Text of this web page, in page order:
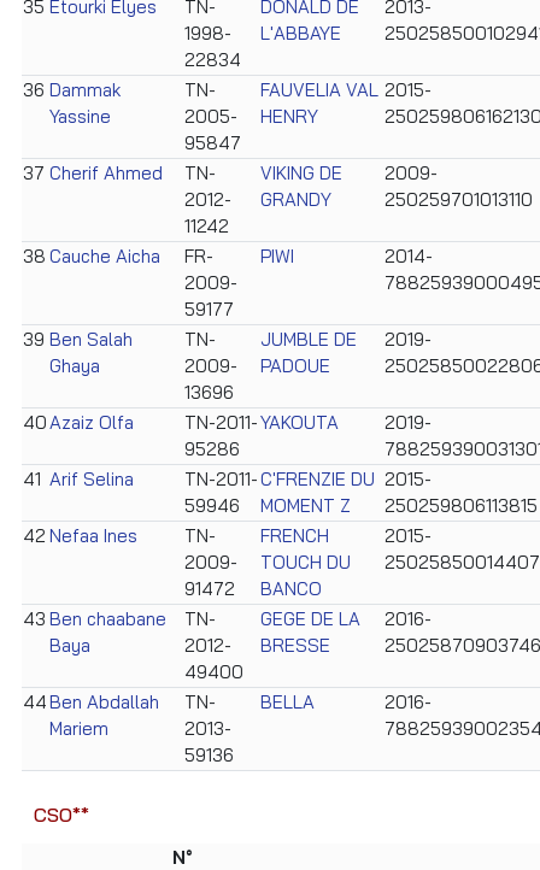
35 Etourki Elyes
TN-
1998-
22834
DONALD DE
L'ABBAYE
2013-
36 Dammak
Yassine
TN-
2005-
95847
FAUVELIA VAL
HENRY
2015-
37 Cherif Ahmed
TN-
2012-
11242
VIKING DE
GRANDY
2009-
250259701013110
38 Cauche Aicha
FR-
2009-
59177
PIWI
2014-
39 Ben Salah
Ghaya
TN-
2009-
13696
JUMBLE DE
PADOUE
2019-
40Azaiz Olfa
TN-2011-
95286
YAKOUTA
2019-
41 Arif Selina
TN-2011-
59946
C'FRENZIE DU
MOMENT Z
2015-
250259806113815
42 Nefaa Ines
TN-
2009-
91472
FRENCH
TOUCH DU
BANCO
2015-
43 Ben chaabane
Baya
TN-
2012-
49400
GEGE DE LA
BRESSE
2016-
44Ben Abdallah
Mariem
TN-
2013-
59136
BELLA
2016-
CSO**
N°